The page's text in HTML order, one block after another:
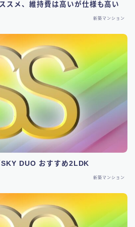
スメ、維持費は高いが仕様も高い
新築マンション
SKY DUO おすすめ2LDK
新築マンション